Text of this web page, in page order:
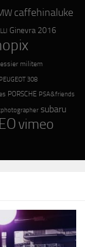
caffehinaluke
Ginevra 2016
militem
PEUGEOT 308
PORSCHE PSA&friends
subaru
vimeo